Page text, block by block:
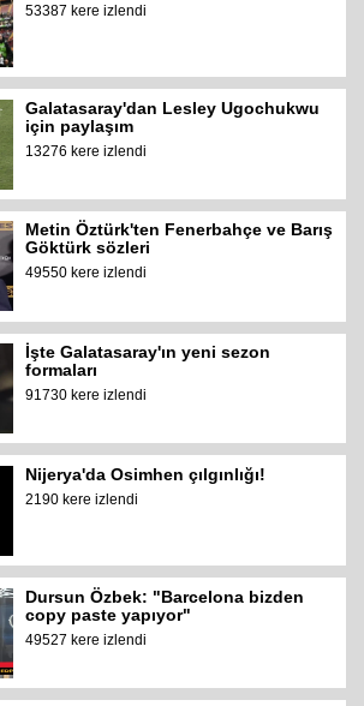
53387 kere izlendi
Galatasaray'dan Lesley Ugochukwu
için paylaşım
13276 kere izlendi
Metin Öztürk'ten Fenerbahçe ve Barış
Göktürk sözleri
49550 kere izlendi
İşte Galatasaray'ın yeni sezon
formaları
91730 kere izlendi
Nijerya'da Osimhen çılgınlığı!
2190 kere izlendi
Dursun Özbek: "Barcelona bizden
copy paste yapıyor"
49527 kere izlendi